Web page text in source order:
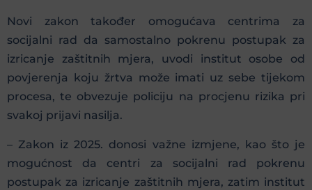
Novi zakon također omogućava centrima za
socijalni rad da samostalno pokrenu postupak za
izricanje zaštitnih mjera, uvodi institut osobe od
povjerenja koju žrtva može imati uz sebe tijekom
procesa, te obvezuje policiju na procjenu rizika pri
svakoj prijavi nasilja.
– Zakon iz 2025. donosi važne izmjene, kao što je
mogućnost da centri za socijalni rad pokrenu
postupak za izricanje zaštitnih mjera, zatim institut